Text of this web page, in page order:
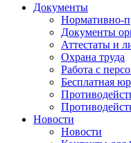
Документы
Нормативно-
Документы
Аттестаты и
Охрана труда
Работа с
Бесплатная
Новости
Новости